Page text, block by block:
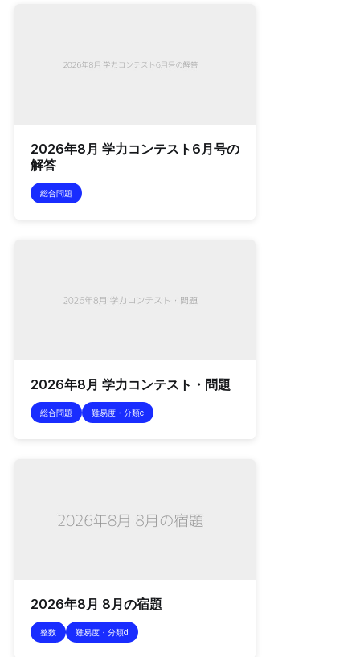
2026年8月 学力コンテスト6月号の
解答
総合問題
2026年8月 学力コンテスト・問題
総合問題 難易度・分類c
2026年8月 8月の宿題
整数 難易度・分類d